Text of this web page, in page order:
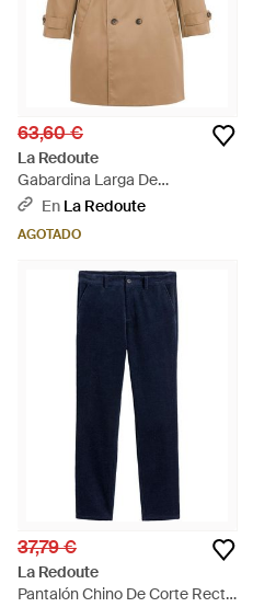
63,60 €
La Redoute
Gabardina Larga De
Entretiempo. Talla. Color -
En La Redoute
AGOTADO
37,79 €
La Redoute
Pantalón Chino De Corte Recto